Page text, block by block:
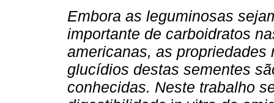
Embora as leguminosas
importante de carboidratos
americanas, as propriedades
glucídios destas sementes
conhecidas. Neste trabalho